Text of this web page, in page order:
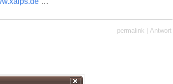
permalink
Antwort